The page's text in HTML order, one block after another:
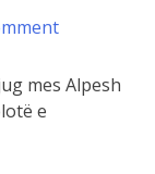
mes Alpesh
e